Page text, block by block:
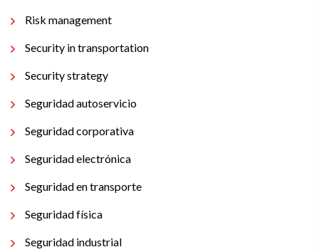
Risk management
Security in transportation
Security strategy
Seguridad autoservicio
Seguridad corporativa
Seguridad electrónica
Seguridad en transporte
Seguridad física
Seguridad industrial